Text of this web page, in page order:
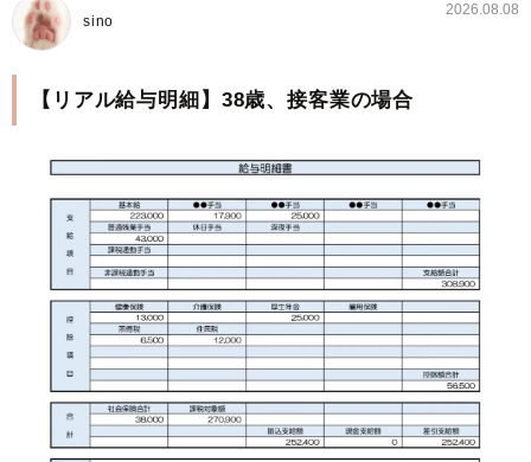
sino
2026.08.08
【リアル給与明細】38歳、接客業の場合